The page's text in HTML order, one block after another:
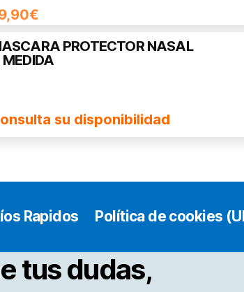
€
PROTECTOR NASAL
su disponibilidad
Rapidos Política de cookies
tus dudas,